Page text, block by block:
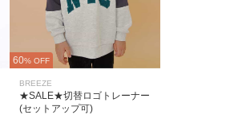
60% OFF
BREEZE
★SALE★切替ロゴトレーナー
(セットアップ可)